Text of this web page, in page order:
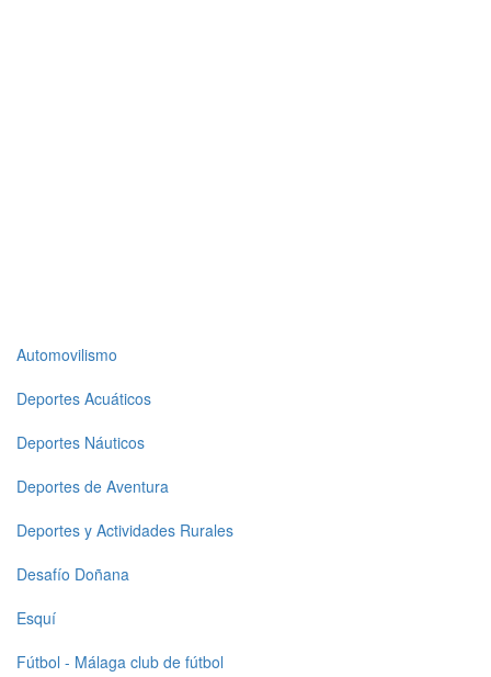
Top
level
menu
1
Automovilismo
Deportes Acuáticos
Deportes Náuticos
Deportes de Aventura
Deportes y Actividades Rurales
Desafío Doñana
Esquí
Fútbol - Málaga club de fútbol